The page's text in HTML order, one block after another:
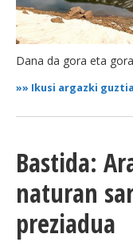
Dana da gora eta
»» Ikusi argazki
Bastida:
naturan
preziadua